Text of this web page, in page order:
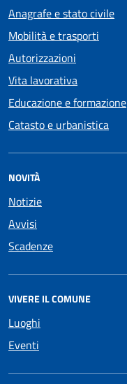
Anagrafe e stato civile
Mobilità e trasporti
Autorizzazioni
Vita lavorativa
Educazione e formazione
Catasto e urbanistica
NOVITÀ
Notizie
Avvisi
Scadenze
VIVERE IL COMUNE
Luoghi
Eventi